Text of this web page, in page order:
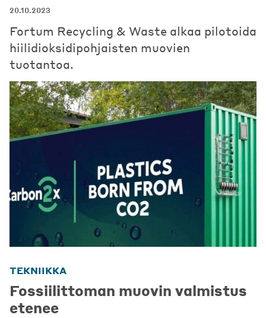
20.10.2023
Fortum Recycling & Waste alkaa pilotoida
hiilidioksidipohjaisten muovien
tuotantoa.
TEKNIIKKA
Fossiilittoman muovin valmistus
etenee